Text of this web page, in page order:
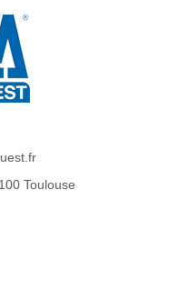
Toulouse